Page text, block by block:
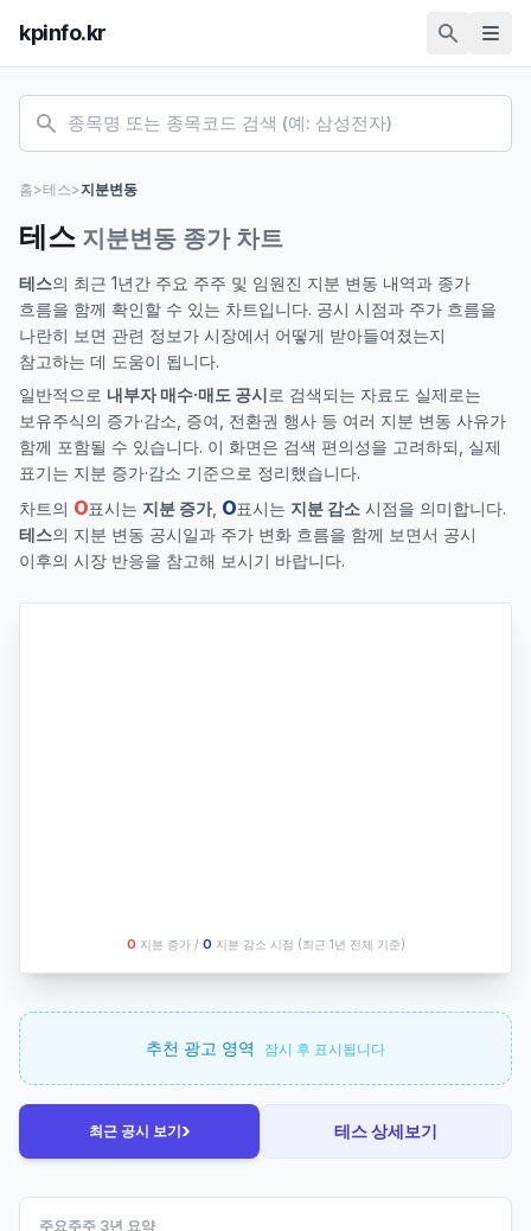
kpinfo.kr
홈>테스>지분변동
테스 지분변동 종가 차트
테스의 최근 1년간 주요 주주 및 임원진 지분 변동 내역과 종가
흐름을 함께 확인할 수 있는 차트입니다. 공시 시점과 주가 흐름을
나란히 보면 관련 정보가 시장에서 어떻게 받아들여졌는지
참고하는 데 도움이 됩니다.
일반적으로 내부자 매수·매도 공시로 검색되는 자료도 실제로는
보유주식의 증가·감소, 증여, 전환권 행사 등 여러 지분 변동 사유가
함께 포함될 수 있습니다. 이 화면은 검색 편의성을 고려하되, 실제
표기는 지분 증가·감소 기준으로 정리했습니다.
차트의 O표시는 지분 증가, O표시는 지분 감소 시점을 의미합니다.
테스의 지분 변동 공시일과 주가 변화 흐름을 함께 보면서 공시
이후의 시장 반응을 참고해 보시기 바랍니다.
O 지분 증가 / O 지분 감소 시점 (최근 1년 전체 기준)
추천 광고 영역 잠시 후 표시됩니다
최근 공시 보기› 테스상세보기
주요주주 3년 요약